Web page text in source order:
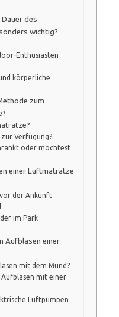
des
wichtig?
Enthusiasten
körperliche
zum
Verfügung?
oder möchtest
einer Luftmatratze
der Ankunft
im Park
Aufblasen einer
mit dem Mund?
Aufblasen mit einer
Luftpumpen